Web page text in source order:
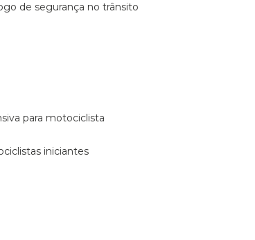
de segurança no trânsito
para motociclista
iniciantes